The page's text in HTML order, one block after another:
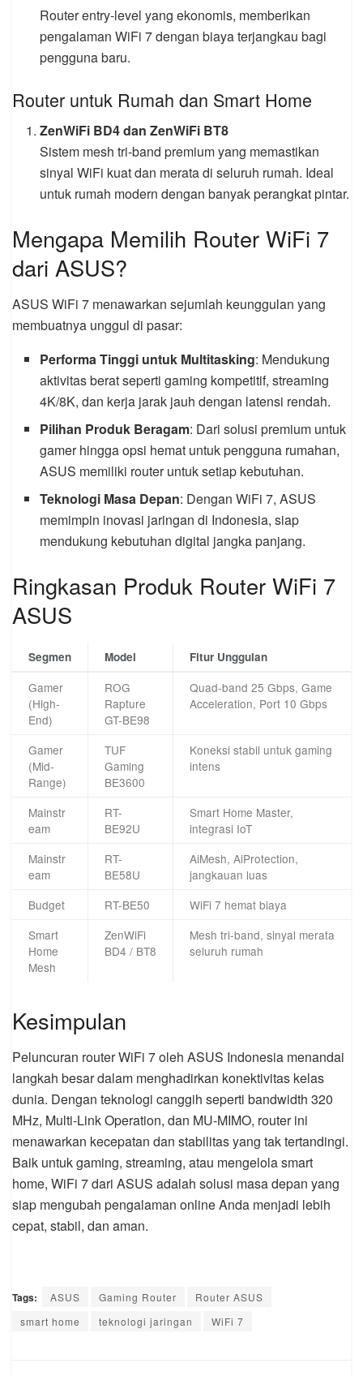
Router entry-level yang ekonomis, memberikan
pengalaman WiFi 7 dengan biaya terjangkau bagi
pengguna baru.
Router untuk Rumah dan Smart Home
ZenWiFi BD4 dan ZenWiFi BT8
Sistem mesh tri-band premium yang memastikan
sinyal WiFi kuat dan merata di seluruh rumah. Ideal
untuk rumah modern dengan banyak perangkat pintar.
Mengapa Memilih Router WiFi 7
dari ASUS?
ASUS WiFi 7 menawarkan sejumlah keunggulan yang
membuatnya unggul di pasar:
Performa Tinggi untuk Multitasking: Mendukung
aktivitas berat seperti gaming kompetitif, streaming
4K/8K, dan kerja jarak jauh dengan latensi rendah.
Pilihan Produk Beragam: Dari solusi premium untuk
gamer hingga opsi hemat untuk pengguna rumahan,
ASUS memiliki router untuk setiap kebutuhan.
Teknologi Masa Depan: Dengan WiFi 7, ASUS
memimpin inovasi jaringan di Indonesia, siap
mendukung kebutuhan digital jangka panjang.
Ringkasan Produk Router WiFi 7
ASUS
Segmen Model Fitur Unggulan
Gamer
(High-
End)
ROG
Rapture
GT-BE98
Quad-band 25 Gbps, Game
Acceleration, Port 10 Gbps
Gamer
(Mid-
Range)
TUF
Gaming
BE3600
Koneksi stabil untuk gaming
intens
Mainstr
eam
RT-
BE92U
Smart Home Master,
integrasi IoT
Mainstr
eam
RT-
BE58U
AiMesh, AiProtection,
jangkauan luas
Budget
RT-BE50
WiFi 7 hemat biaya
Smart
Home
Mesh
ZenWiFi
BD4 / BT8
Mesh tri-band, sinyal merata
seluruh rumah
Kesimpulan
Peluncuran router WiFi 7 oleh ASUS Indonesia menandai
langkah besar dalam menghadirkan konektivitas kelas
dunia. Dengan teknologi canggih seperti bandwidth 320
MHz, Multi-Link Operation, dan MU-MIMO, router ini
menawarkan kecepatan dan stabilitas yang tak tertandingi.
Baik untuk gaming, streaming, atau mengelola smart
home, WiFi 7 dari ASUS adalah solusi masa depan yang
siap mengubah pengalaman online Anda menjadi lebih
cepat, stabil, dan aman.
Tags: ASUS Gaming Router
Router ASUS
smart home
teknologi jaringan WiFi 7